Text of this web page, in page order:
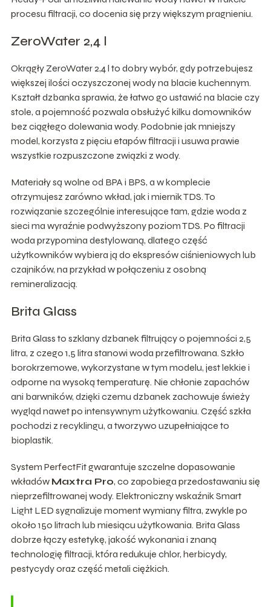
procesu filtracji, co docenia się przy większym pragnieniu.
ZeroWater 2,4 l
Okrągły ZeroWater 2,4 l to dobry wybór, gdy potrzebujesz
większej ilości oczyszczonej wody na blacie kuchennym.
Kształt dzbanka sprawia, że łatwo go ustawić na blacie czy
stole, a pojemność pozwala obsłużyć kilku domowników
bez ciągłego dolewania wody. Podobnie jak mniejszy
model, korzysta z pięciu etapów filtracji i usuwa prawie
wszystkie rozpuszczone związki z wody.
Materiały są wolne od BPA i BPS, a w komplecie
otrzymujesz zarówno wkład, jak i miernik TDS. To
rozwiązanie szczególnie interesujące tam, gdzie woda z
sieci ma wyraźnie podwyższony poziom TDS. Po filtracji
woda przypomina destylowaną, dlatego część
użytkowników wybiera ją do ekspresów ciśnieniowych lub
czajników, na przykład w połączeniu z osobną
remineralizacją.
Brita Glass
Brita Glass to szklany dzbanek filtrujący o pojemności 2,5
litra, z czego 1,5 litra stanowi woda przefiltrowana. Szkło
borokrzemowe, wykorzystane w tym modelu, jest lekkie i
odporne na wysoką temperaturę. Nie chłonie zapachów
ani barwników, dzięki czemu dzbanek zachowuje świeży
wygląd nawet po intensywnym użytkowaniu. Część szkła
pochodzi z recyklingu, a tworzywo uzupełniające to
bioplastik.
System PerfectFit gwarantuje szczelne dopasowanie
wkładów Maxtra Pro, co zapobiega przedostawaniu się
nieprzefiltrowanej wody. Elektroniczny wskaźnik Smart
Light LED sygnalizuje moment wymiany filtra, zwykle po
około 150 litrach lub miesiącu użytkowania. Brita Glass
dobrze łączy estetykę, jakość wykonania i znaną
technologię filtracji, która redukuje chlor, herbicydy,
pestycydy oraz część metali ciężkich.